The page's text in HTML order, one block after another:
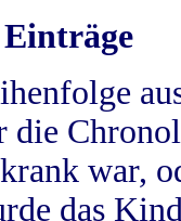
die
war,
das